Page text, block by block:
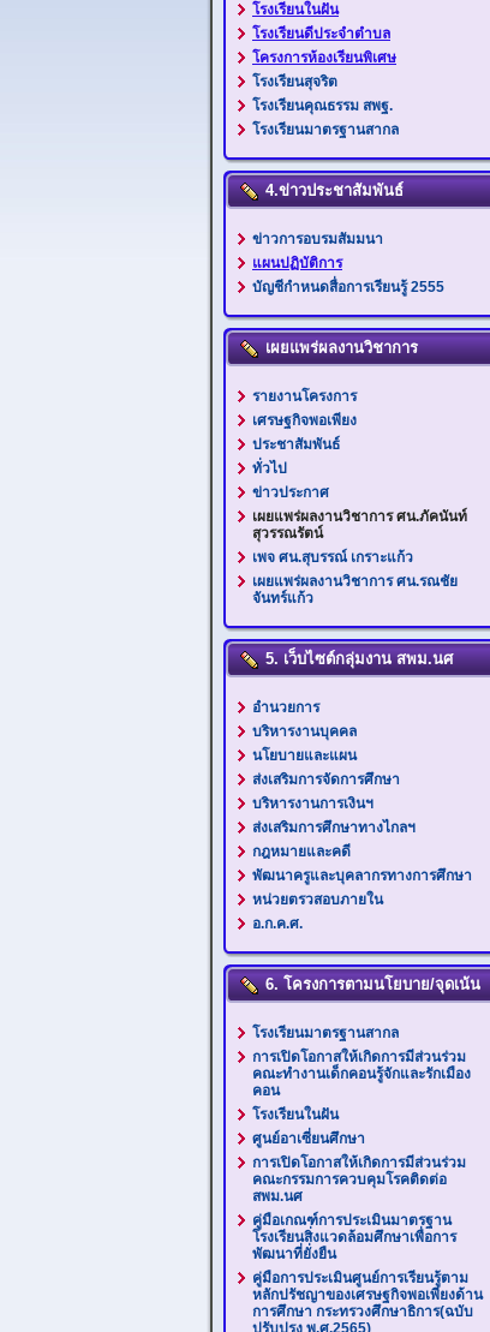
โรงเรียนในฝัน
โรงเรียนดีประจำตำบล
โครงการห้องเรียนพิเศษ
โรงเรียนสุจริต
โรงเรียนคุณธรรม สพฐ.
โรงเรียนมาตรฐานสากล
4.ข่าวประชาสัมพันธ์
ข่าวการอบรมสัมมนา
แผนปฏิบัติการ
บัญชีกำหนดสื่อการเรียนรู้ 2555
เผยแพร่ผลงานวิชาการ
รายงานโครงการ
เศรษฐกิจพอเพียง
ประชาสัมพันธ์
ทั่วไป
ข่าวประกาศ
เผยแพร่ผลงานวิชาการ ศน.ภัคนันท์
สุวรรณรัตน์
เพจ ศน.สุบรรณ์ เกราะแก้ว
เผยแพร่ผลงานวิชาการ ศน.รณชัย
จันทร์แก้ว
5. เว็บไซต์กลุ่มงาน สพม.นศ
อำนวยการ
บริหารงานบุคคล
นโยบายและแผน
ส่งเสริมการจัดการศึกษา
บริหารงานการเงินฯ
ส่งเสริมการศึกษาทางไกลฯ
กฎหมายและคดี
พัฒนาครูและบุคลากรทางการศึกษา
หน่วยตรวสอบภายใน
อ.ก.ค.ศ.
6. โครงการตามนโยบาย/จุดเน้น
โรงเรียนมาตรฐานสากล
การเปิดโอกาสให้เกิดการมีส่วนร่วม
คณะทำงานเด็กคอนรู้จักและรักเมือง
คอน
โรงเรียนในฝัน
ศูนย์อาเซี่ยนศึกษา
การเปิดโอกาสให้เกิดการมีส่วนร่วม
คณะกรรมการควบคุมโรคติดต่อ
สพม.นศ
คู่มือเกณฑ์การประเมินมาตรฐาน
โรงเรียนสิ่งแวดล้อมศึกษาเพื่อการ
พัฒนาที่ยั่งยืน
คู่มือการประเมินศูนย์การเรียนรู้ตาม
หลักปรัชญาของเศรษฐกิจพอเพียงด้าน
การศึกษา กระทรวงศึกษาธิการ(ฉบับ
ปรับปรุง พ.ศ.2565)